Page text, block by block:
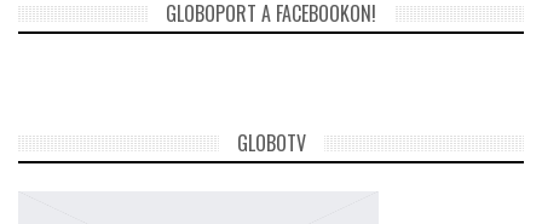
GLOBOPORT A FACEBOOKON!
GLOBOTV